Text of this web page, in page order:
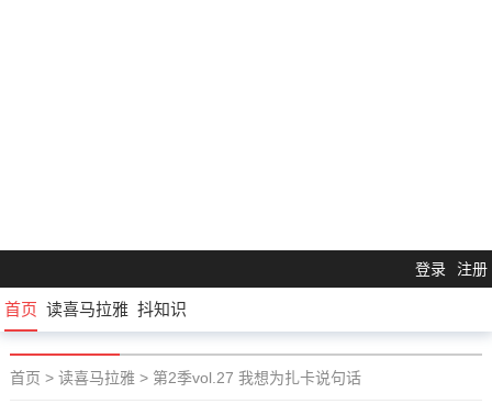
登录 注册
首页 读喜马拉雅 抖知识
首页 > 读喜马拉雅> 第2季vol.27 我想为扎卡说句话